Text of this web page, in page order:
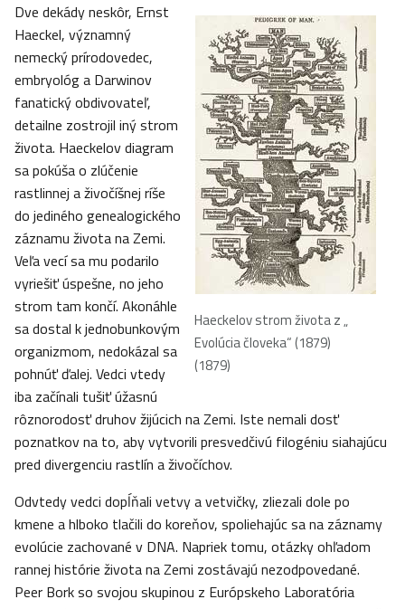
Haeckelov strom života z „
Evolúcia človeka“ (1879)
(1879)
Dve dekády neskôr, Ernst
Haeckel, významný
nemecký prírodovedec,
embryológ a Darwinov
fanatický obdivovateľ,
detailne zostrojil iný strom
života. Haeckelov diagram
sa pokúša o zlúčenie
rastlinnej a živočíšnej ríše
do jediného genealogického
záznamu života na Zemi.
Veľa vecí sa mu podarilo
vyriešiť úspešne, no jeho
strom tam končí. Akonáhle
sa dostal k jednobunkovým
organizmom, nedokázal sa
pohnúť ďalej. Vedci vtedy
iba začínali tušiť úžasnú
rôznorodosť druhov žijúcich na Zemi. Iste nemali dosť
poznatkov na to, aby vytvorili presvedčivú filogéniu siahajúcu
pred divergenciu rastlín a živočíchov.
Odvtedy vedci dopĺňali vetvy a vetvičky, zliezali dole po
kmene a hlboko tlačili do koreňov, spoliehajúc sa na záznamy
evolúcie zachované v DNA. Napriek tomu, otázky ohľadom
rannej histórie života na Zemi zostávajú nezodpovedané.
Peer Bork so svojou skupinou z Európskeho Laboratória